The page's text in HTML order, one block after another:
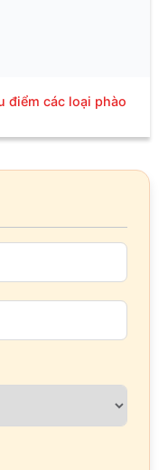
điểm các loại phào